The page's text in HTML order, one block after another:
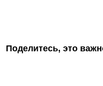
Поделитесь, это